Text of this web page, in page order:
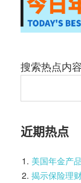
搜索热点内容
近期热点
美国年金产
揭示保险理